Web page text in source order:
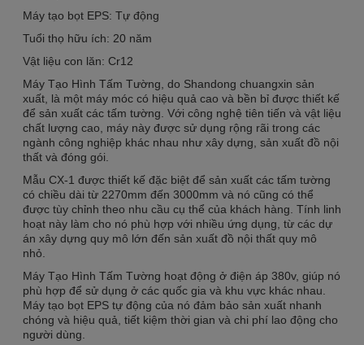
Máy tạo bọt EPS: Tự động
Tuổi thọ hữu ích: 20 năm
Vật liệu con lăn: Cr12
Máy Tạo Hình Tấm Tường, do Shandong chuangxin sản
xuất, là một máy móc có hiệu quả cao và bền bỉ được thiết kế
để sản xuất các tấm tường. Với công nghệ tiên tiến và vật liệu
chất lượng cao, máy này được sử dụng rộng rãi trong các
ngành công nghiệp khác nhau như xây dựng, sản xuất đồ nội
thất và đóng gói.
Mẫu CX-1 được thiết kế đặc biệt để sản xuất các tấm tường
có chiều dài từ 2270mm đến 3000mm và nó cũng có thể
được tùy chỉnh theo nhu cầu cụ thể của khách hàng. Tính linh
hoạt này làm cho nó phù hợp với nhiều ứng dụng, từ các dự
án xây dựng quy mô lớn đến sản xuất đồ nội thất quy mô
nhỏ.
Máy Tạo Hình Tấm Tường hoạt động ở điện áp 380v, giúp nó
phù hợp để sử dụng ở các quốc gia và khu vực khác nhau.
Máy tạo bọt EPS tự động của nó đảm bảo sản xuất nhanh
chóng và hiệu quả, tiết kiệm thời gian và chi phí lao động cho
người dùng.